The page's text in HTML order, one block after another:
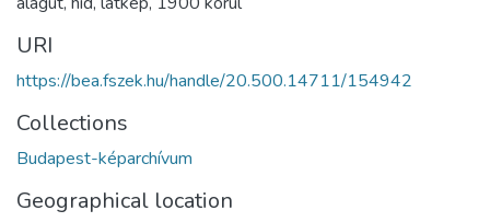
URI
https://bea.fszek.hu/handle/20.500.14711/154942
Collections
Budapest-képarchívum
Geographical location